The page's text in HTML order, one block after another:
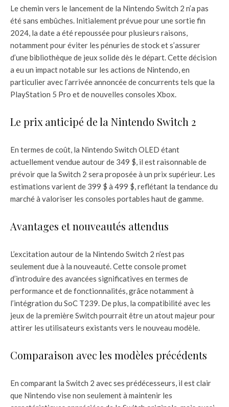
Le chemin vers le lancement de la Nintendo Switch 2 n’a pas
été sans embûches. Initialement prévue pour une sortie fin
2024, la date a été repoussée pour plusieurs raisons,
notamment pour éviter les pénuries de stock et s’assurer
d’une bibliothèque de jeux solide dès le départ. Cette décision
a eu un impact notable sur les actions de Nintendo, en
particulier avec l’arrivée annoncée de concurrents tels que la
PlayStation 5 Pro et de nouvelles consoles Xbox.
Le prix anticipé de la Nintendo Switch 2
En termes de coût, la Nintendo Switch OLED étant
actuellement vendue autour de 349 $, il est raisonnable de
prévoir que la Switch 2 sera proposée à un prix supérieur. Les
estimations varient de 399 $ à 499 $, reflétant la tendance du
marché à valoriser les consoles portables haut de gamme.
Avantages et nouveautés attendus
L’excitation autour de la Nintendo Switch 2 n’est pas
seulement due à la nouveauté. Cette console promet
d’introduire des avancées significatives en termes de
performance et de fonctionnalités, grâce notamment à
l’intégration du SoC T239. De plus, la compatibilité avec les
jeux de la première Switch pourrait être un atout majeur pour
attirer les utilisateurs existants vers le nouveau modèle.
Comparaison avec les modèles précédents
En comparant la Switch 2 avec ses prédécesseurs, il est clair
que Nintendo vise non seulement à maintenir les